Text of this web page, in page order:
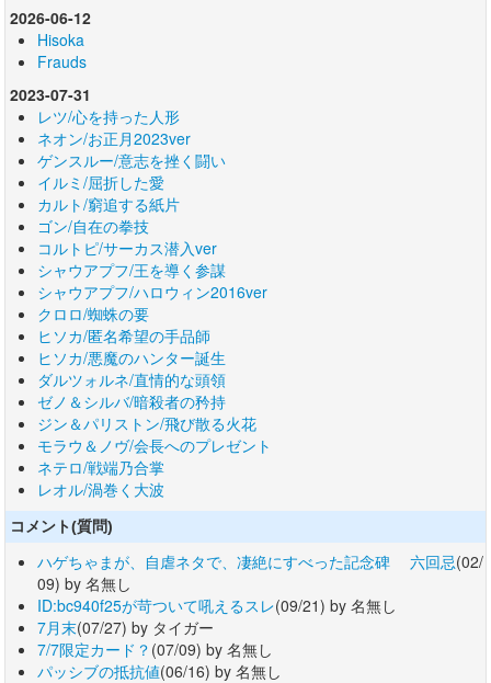
2026-06-12
Hisoka
Frauds
2023-07-31
レツ/心を持った人形
ネオン/お正月2023ver
ゲンスルー/意志を挫く闘い
イルミ/屈折した愛
カルト/窮追する紙片
ゴン/自在の拳技
コルトピ/サーカス潜入ver
シャウアプフ/王を導く参謀
シャウアプフ/ハロウィン2016ver
クロロ/蜘蛛の要
ヒソカ/匿名希望の手品師
ヒソカ/悪魔のハンター誕生
ダルツォルネ/直情的な頭領
ゼノ＆シルバ/暗殺者の矜持
ジン＆パリストン/飛び散る火花
モラウ＆ノヴ/会長へのプレゼント
ネテロ/戦端乃合掌
レオル/渦巻く大波
コメント(質問)
ハゲちゃまが、自虐ネタで、凄絶にすべった記念碑 六回忌(02/
09) by 名無し
ID:bc940f25が苛ついて吼えるスレ(09/21) by 名無し
7月末(07/27) by タイガー
7/7限定カード？ (07/09) by 名無し
パッシブの抵抗値(06/16) by 名無し